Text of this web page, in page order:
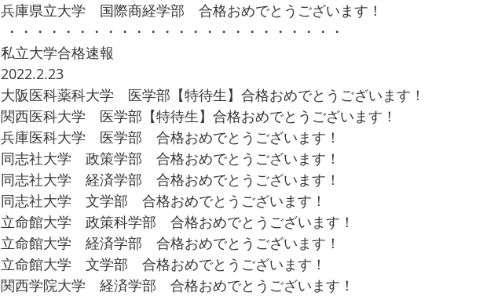
兵庫県立大学　国際商経学部　合格おめでとうございます！
・・・・・・・・・・・・・・・・・・・・・・・・
私立大学合格速報
2022.2.23
大阪医科薬科大学　医学部【特待生】合格おめでとうございます！
関西医科大学　医学部【特待生】合格おめでとうございます！
兵庫医科大学　医学部　合格おめでとうございます！
同志社大学　政策学部　合格おめでとうございます！
同志社大学　経済学部　合格おめでとうございます！
同志社大学　文学部　合格おめでとうございます！
立命館大学　政策科学部　合格おめでとうございます！
立命館大学　経済学部　合格おめでとうございます！
立命館大学　文学部　合格おめでとうございます！
関西学院大学　経済学部　合格おめでとうございます！